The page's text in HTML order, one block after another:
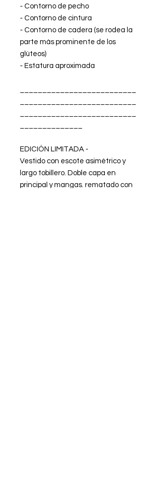
- Contorno de pecho
- Contorno de cintura
- Contorno de cadera (se rodea la
parte más prominente de los
glúteos)
- Estatura aproximada
EDICIÓN LIMITADA -
Vestido con escote asimétrico y
largo tobillero. Doble capa en
principal y mangas. rematado con